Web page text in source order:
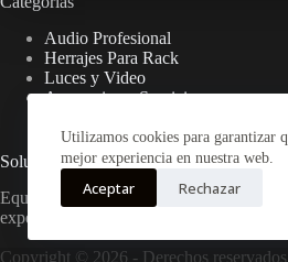
Utilizamos cookies para garantizar
mejor experiencia en nuestra web.
Aceptar Rechazar
Audio Profesional
Herrajes Para Rack
Luces y Video
Accesorios y Servicios
Soluciones de Sonido Integral
Equipos y servicios profesionales para
experiencias auditivas excepcionales.
Copyright © 2026 - Derechos